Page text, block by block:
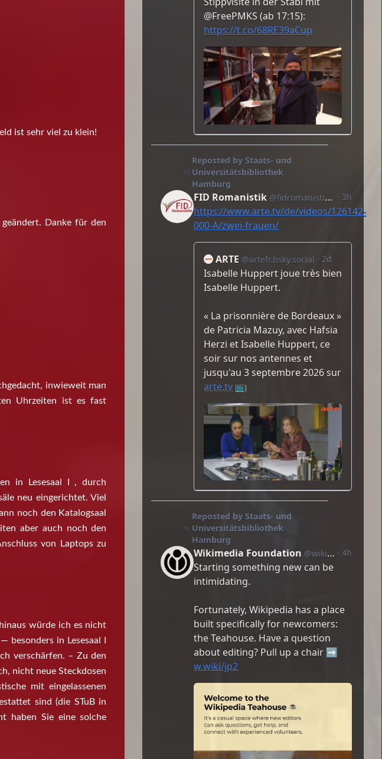
ist sehr viel zu klein!
Danke für den
inwieweit man
Uhrzeiten ist es fast
in Lesesaal I , durch
neu eingerichtet. Viel
noch den Katalogsaal
aber auch noch den
von Laptops zu
würde ich es nicht
in Lesesaal I
verschärfen. – Zu den
nicht neue Steckdosen
mit eingelassenen
sind (die STuB in
haben Sie eine solche